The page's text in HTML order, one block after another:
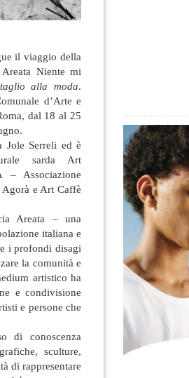
il viaggio della
Niente mi
alla moda.
d’Arte e
dal 18 al 25
Jole Serreli ed è
sarda Art
– Associazione
e Art Caffè
Areata – una
italiana e
i profondi disagi
la comunità e
artistico ha
e condivisione
e persone che
di conoscenza
sculture,
di rappresentare